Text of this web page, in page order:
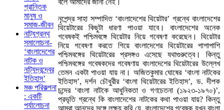
বলে আমাদের জানা নেই।
নৃপেন্দ্র সাহা সম্পাদিত ‘বাংলাদেশের থিয়েটার’ গ্রন্থে বাংলাদেশের
থিয়েটারের কিছুটা ধারণা পাওয়া যাবে। বাংলাদেশের অনেক
গবেষকই পশ্চিমবঙ্গে থিয়েটার নিয়ে গবেষণা করেছেন। থিয়েটার
নিয়ে গবেষণা করতে গিয়ে বাংলাদেশের থিয়েটারের পাশাপাশি
পশ্চিমবঙ্গের থিয়েটারের প্রসঙ্গও এসেছে যথাগুরুত্বে। কিন্তু
পশ্চিমবঙ্গের গবেষকদের গবেষণায় বাংলাদেশের থিয়েটারের উল্লেখ
তেমন একটা পাওয়া যায় না। অজিতকুমার ঘোষের ‘বাংলা নাটকের
ইতিহাস’, দর্শন চৌধুরীর ‘বাংলা থিয়েটারের ইতিহাস’, ড. দীপক
চন্দের ‘বাংলা নাটকে আধুনিকতা ও গণচেতনা (১৯২৩-১৯৭০)’,
প্রভৃতি গ্রন্থে কি বাংলাদেশের নাটকের কথা পাওয়া যায়? কিন্তু
প্রান্তিক
মানুষ ও
সমাজ-জীবন
নাট্যগ্রন্থ
সমালোচনা-
‘বাংলাদেশের
নাটক ও
নাট্যদ্বন্দ্বের
ইতিহাস’
মঞ্চ পরিকল্পনা
: একটি
পর্যালোচনা